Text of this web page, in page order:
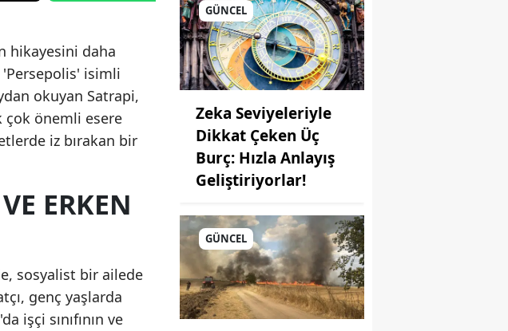
Giresun
Gümüşhane
Hakkari
Hatay
Mersin
İzmir
hikayesini daha
'Persepolis' isimli
okuyan Satrapi,
çok önemli esere
iz bırakan bir
ERKEN
sosyalist bir ailede
genç yaşlarda
işçi sınıfının ve
GÜNCEL
Zeka Seviyeleriyle
Dikkat Çeken Üç
Burç: Hızla Anlayış
Geliştiriyorlar!
GÜNCEL